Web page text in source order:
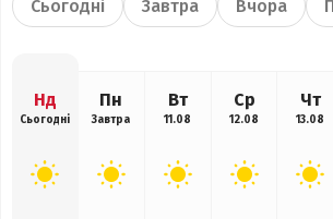
Сьогодні Завтра Вчора
Нд
Сьогодні
Пн
Завтра
Вт
11.08
Ср
12.08
Чт
13.08